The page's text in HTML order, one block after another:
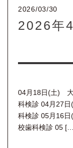
2026/03/30
2026年
04月18日(土)
科検診 04月27
科検診 05月16
校歯科検診 05